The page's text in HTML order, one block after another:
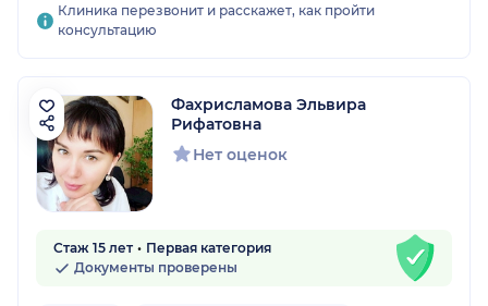
Клиника перезвонит и расскажет, как пройти
консультацию
Фахрисламова Эльвира
Рифатовна
Нет оценок
Стаж 15 лет
Первая категория
Документы проверены